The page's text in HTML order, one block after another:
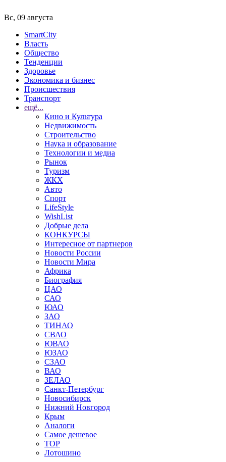
Вс, 09 августа
SmartCity
Власть
Общество
Тенденции
Здоровье
Экономика и бизнес
Происшествия
Транспорт
ещё...
Кино и Культура
Недвижимость
Строительство
Наука и образование
Технологии и медиа
Рынок
Туризм
ЖКХ
Авто
Спорт
LifeStyle
WishList
Добрые дела
КОНКУРСЫ
Интересное от партнеров
Новости России
Новости Мира
Африка
Биография
ЦАО
САО
ЮАО
ЗАО
ТИНАО
СВАО
ЮВАО
ЮЗАО
СЗАО
ВАО
ЗЕЛАО
Санкт-Петербург
Новосибирск
Нижний Новгород
Крым
Аналоги
Самое дешевое
TOP
Лотошино